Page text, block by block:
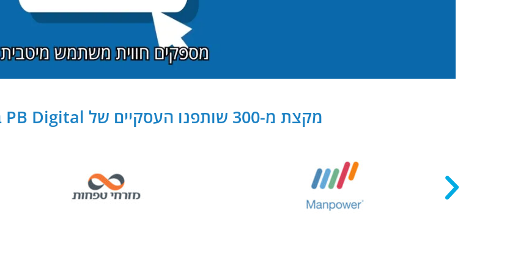
מקצת מ-300 שותפנו העסקיים של PB Digital בישראל ובעולם: